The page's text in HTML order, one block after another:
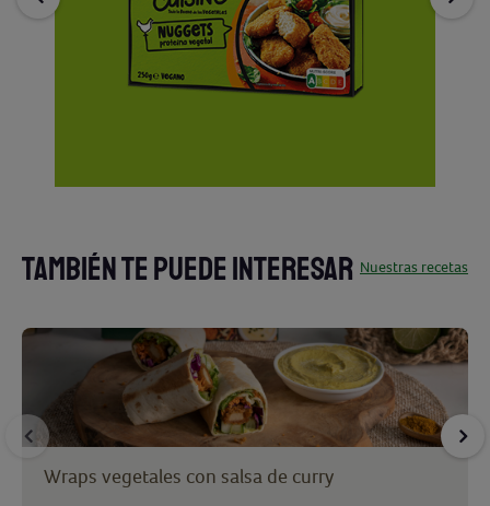
TAMBIÉN TE PUEDE INTERESAR Nuestras recetas
Wraps vegetales con salsa de curry